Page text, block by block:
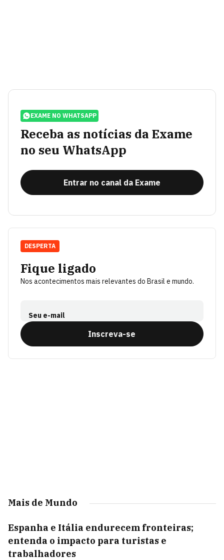
EXAME NO WHATSAPP
Receba as notícias da Exame
no seu WhatsApp
Entrar no canal da Exame
Fique ligado
Nos acontecimentos mais relevantes do Brasil e mundo.
Seu e-mail
Inscreva-se
DESPERTA
Mais de Mundo
Espanha e Itália endurecem fronteiras;
entenda o impacto para turistas e
trabalhadores